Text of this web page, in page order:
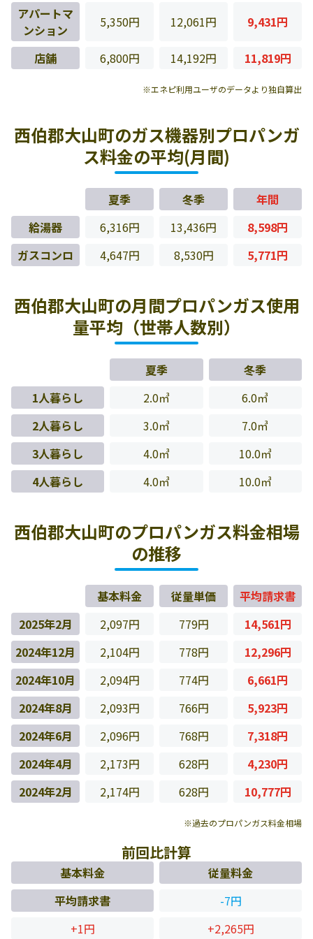
アパートマ
ンション
5,350円 12,061円 9,431円
店舗 6,800円 14,192円 11,819円
※エネピ利用ユーザのデータより独自算出
西伯郡大山町のガス機器別プロパンガ
ス料金の平均(月間)
夏季 冬季
年間
給湯器
6,316円 13,436円
8,598円
ガスコンロ
4,647円 8,530円 5,771円
西伯郡大山町の月間プロパンガス使用
量平均（世帯人数別）
夏季
冬季
1人暮らし
2.0㎥
6.0㎥
2人暮らし
3.0㎥
7.0㎥
3人暮らし
4.0㎥
10.0㎥
4人暮らし
4.0㎥ 10.0㎥
西伯郡大山町のプロパンガス料金相場
の推移
基本料金 従量単価
平均請求書
2025年2月
2,097円 779円
14,561円
2024年12月
2,104円 778円
12,296円
2024年10月
2,094円 774円
6,661円
2024年8月
2,093円 766円
5,923円
2024年6月
2,096円 768円
7,318円
2024年4月
2,173円 628円
4,230円
2024年2月
2,174円 628円 10,777円
※過去のプロパンガス料金相場
前回比計算
基本料金
従量料金
平均請求書
-7円
+1円
+2,265円